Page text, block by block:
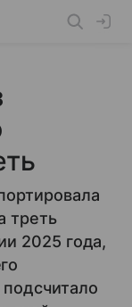
треть
2025 года,